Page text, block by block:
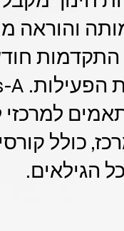
והוראה
התקדמות
כולל
הגילאים.